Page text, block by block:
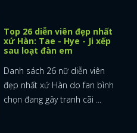
Top 26 diễn viên đẹp nhất
xứ Hàn: Tae - Hye - Ji xếp
sau loạt đàn em
Danh sách 26 nữ diễn viên
đẹp nhất xứ Hàn do fan bình
chọn đang gây tranh cãi ...